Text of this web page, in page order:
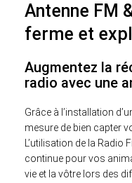
Antenne FM
ferme et
Augmentez la
radio avec une
Grâce à l’installation
mesure de bien capter
L’utilisation de la Radio
continue pour vos
vie et la vôtre lors des